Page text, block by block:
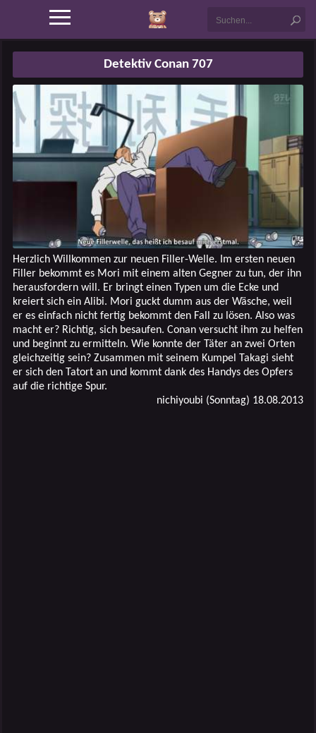
Detektiv Conan 707
Herzlich Willkommen zur neuen Filler-Welle. Im ersten neuen
Filler bekommt es Mori mit einem alten Gegner zu tun, der ihn
herausfordern will. Er bringt einen Typen um die Ecke und
kreiert sich ein Alibi. Mori guckt dumm aus der Wäsche, weil
er es einfach nicht fertig bekommt den Fall zu lösen. Also was
macht er? Richtig, sich besaufen. Conan versucht ihm zu helfen
und beginnt zu ermitteln. Wie konnte der Täter an zwei Orten
gleichzeitig sein? Zusammen mit seinem Kumpel Takagi sieht
er sich den Tatort an und kommt dank des Handys des Opfers
auf die richtige Spur.
nichiyoubi (Sonntag) 18.08.2013